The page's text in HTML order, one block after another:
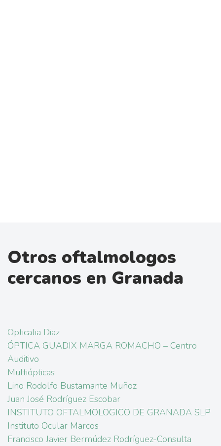
Otros oftalmologos
cercanos en Granada
Opticalia Diaz
ÓPTICA GUADIX MARGA ROMACHO – Centro
Auditivo
Multiópticas
Lino Rodolfo Bustamante Muñoz
Juan José Rodríguez Escobar
INSTITUTO OFTALMOLOGICO DE GRANADA SLP
Instituto Ocular Marcos
Francisco Javier Bermúdez Rodríguez-Consulta